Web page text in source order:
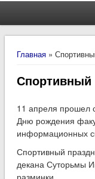
Вы здесь
Главная»
11 апреля прошел
Дню рождения
информационных
Спортивный
декана Суторьмы
разминки.